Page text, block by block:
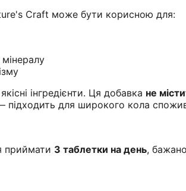
Craft може бути корисною для:
інгредієнти. Ця добавка не
підходить для широкого кола
приймати 3 таблетки на день,